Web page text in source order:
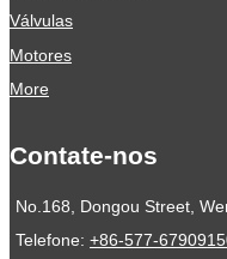
Válvulas
Motores
More
Contate-nos
No.168, Dongou Street,
Telefone: +86-577-